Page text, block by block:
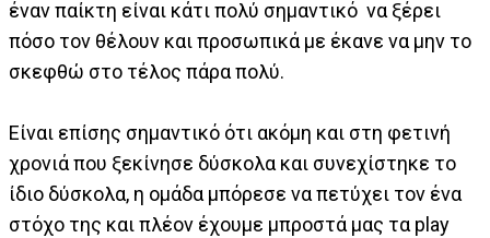
έναν παίκτη είναι κάτι πολύ σημαντικό να ξέρει
πόσο τον θέλουν και προσωπικά με έκανε να μην το
σκεφθώ στο τέλος πάρα πολύ.
Είναι επίσης σημαντικό ότι ακόμη και στη φετινή
χρονιά που ξεκίνησε δύσκολα και συνεχίστηκε το
ίδιο δύσκολα, η ομάδα μπόρεσε να πετύχει τον ένα
στόχο της και πλέον έχουμε μπροστά μας τα play